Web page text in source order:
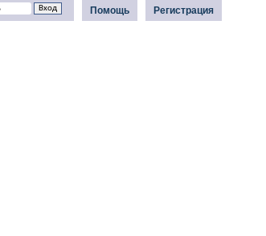
Регистрация
Помощь